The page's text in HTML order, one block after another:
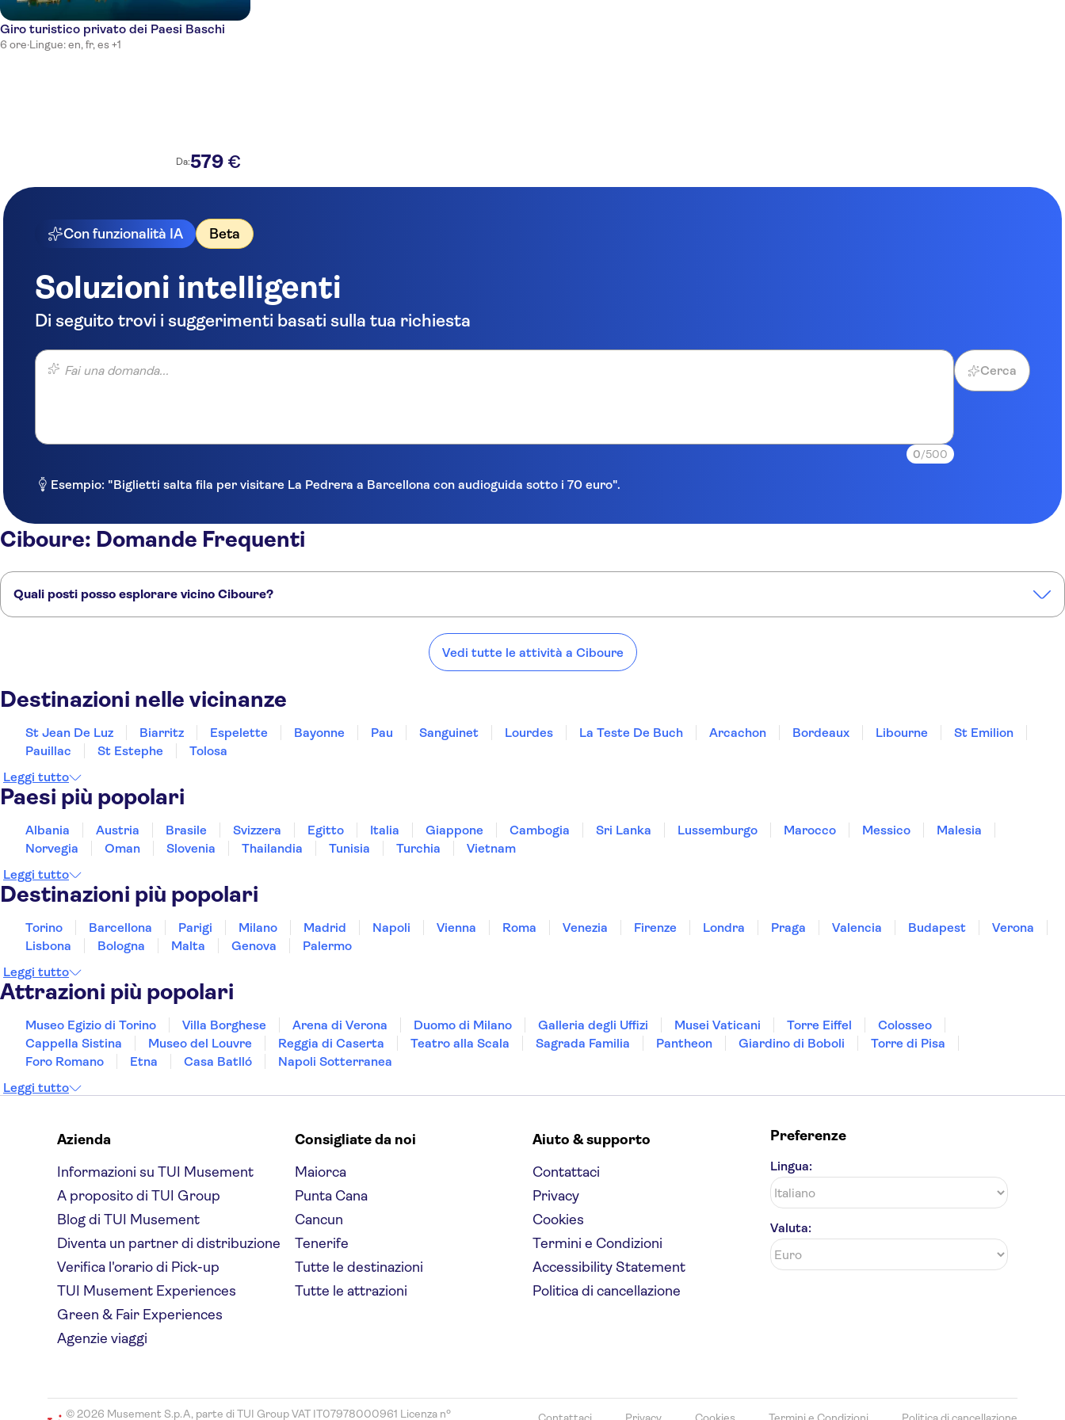
Giro turistico privato dei Paesi Baschi
6 ore·Lingue: en, fr, es +1
Da:579 €
Con funzionalità IA Beta
Soluzioni intelligenti
Di seguito trovi i suggerimenti basati sulla tua richiesta
Fai una domanda...
0/500
Cerca
Esempio: "Biglietti salta fila per visitare La Pedrera a Barcellona con audioguida sotto i 70 euro".
Ciboure: Domande Frequenti
Quali posti posso esplorare vicino Ciboure?
Vedi tutte le attività a Ciboure
Destinazioni nelle vicinanze
St Jean De Luz Biarritz Espelette Bayonne Pau Sanguinet Lourdes La Teste De Buch Arcachon Bordeaux Libourne
St Emilion
Pauillac
St Estephe
Tolosa
Leggi tutto
Paesi più popolari
Albania Austria Brasile Svizzera Egitto Italia Giappone Cambogia Sri Lanka Lussemburgo Marocco Messico
Malesia
Norvegia
Oman Slovenia Thailandia Tunisia Turchia
Vietnam
Leggi tutto
Destinazioni più popolari
Torino Barcellona Parigi Milano Madrid Napoli Vienna Roma Venezia Firenze Londra Praga Valencia Budapest
Verona
Lisbona
Bologna Malta Genova
Palermo
Leggi tutto
Attrazioni più popolari
Museo Egizio di Torino Villa Borghese Arena di Verona Duomo di Milano Galleria degli Uffizi Musei Vaticani Torre Eiffel
Colosseo
Cappella Sistina
Museo del Louvre Reggia di Caserta Teatro alla Scala Sagrada Familia Pantheon Giardino di Boboli
Torre di Pisa
Foro Romano
Etna Casa Batlló
Napoli Sotterranea
Leggi tutto
Azienda
Informazioni su TUI Musement
A proposito di TUI Group
Blog di TUI Musement
Diventa un partner di distribuzione
Verifica l'orario di Pick-up
TUI Musement Experiences
Green & Fair Experiences
Agenzie viaggi
Consigliate da noi
Maiorca
Punta Cana
Cancun
Tenerife
Tutte le destinazioni
Tutte le attrazioni
Aiuto & supporto
Contattaci
Privacy
Cookies
Termini e Condizioni
Accessibility Statement
Politica di cancellazione
Preferenze
Lingua:
Valuta:
© 2026 Musement S.p.A, parte di TUI Group VAT IT07978000961 Licenza nº